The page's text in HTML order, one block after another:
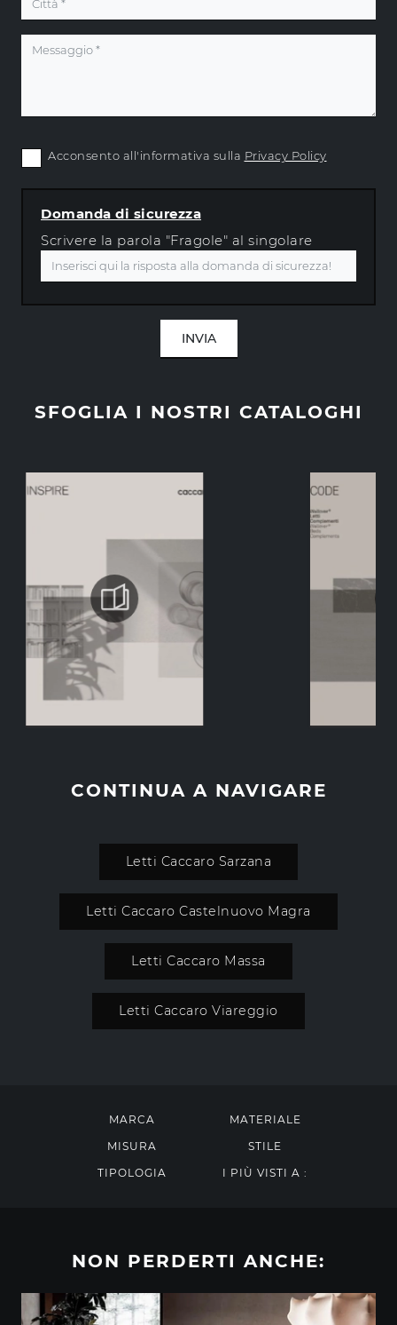
SFOGLIA I NOSTRI CATALOGHI
CONTINUA A NAVIGARE
Letti Caccaro Sarzana
Letti Caccaro Castelnuovo Magra
Letti Caccaro Massa
Letti Caccaro Viareggio
Acconsento all'informativa sulla Privacy Policy
Domanda di sicurezza
Scrivere la parola "Fragole" al singolare
INVIA
MARCA
MATERIALE
MISURA
STILE
TIPOLOGIA
I PIÙ VISTI A :
NON PERDERTI ANCHE: